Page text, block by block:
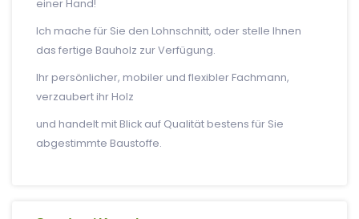
einer Hand!
Ich mache für Sie den Lohnschnitt, oder stelle Ihnen
das fertige Bauholz zur Verfügung.
Ihr persönlicher, mobiler und flexibler Fachmann,
verzaubert ihr Holz
und handelt mit Blick auf Qualität bestens für Sie
abgestimmte Baustoffe.